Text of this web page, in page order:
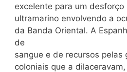
excelente para um desforço
ultramarino envolvendo a
da Banda Oriental. A
de
sangue e de recursos pelas
coloniais que a